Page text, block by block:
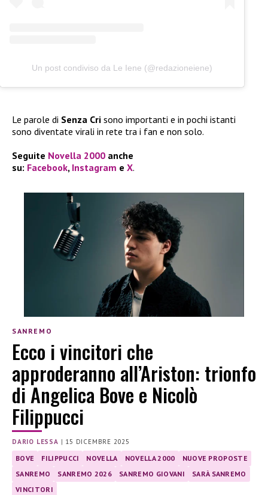
Un post condiviso da Le Iene (@redazioneiene)
Le parole di Senza Cri sono importanti e in pochi istanti
sono diventate virali in rete tra i fan e non solo.
Seguite Novella 2000 anche
su: Facebook, Instagram e X.
SANREMO
Ecco i vincitori che
approderanno all’Ariston: trionfo
di Angelica Bove e Nicolò
Filippucci
DARIO LESSA | 15 DICEMBRE 2025
BOVE FILIPPUCCI NOVELLA NOVELLA 2000
NUOVE PROPOSTE
SANREMO
SANREMO 2026 SANREMO GIOVANI
SARÀ SANREMO
VINCITORI